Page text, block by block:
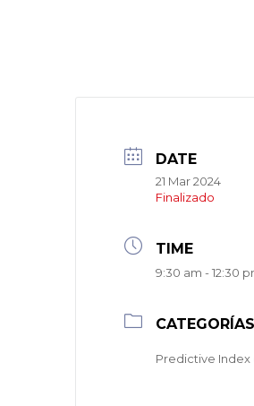
DATE
21 Mar 2024
Finalizado
TIME
9:30 am - 12:30
CATEGORÍAS
Predictive Index